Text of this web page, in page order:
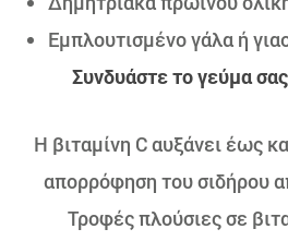
Εμπλουτισμένο γάλα ή
Συνδυάστε το γεύμα
Η βιταμίνη C αυξάνει έως
απορρόφηση του σιδήρου
Τροφές πλούσιες σε